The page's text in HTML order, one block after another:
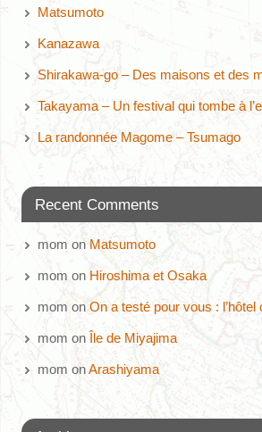
Matsumoto
Kanazawa
Shirakawa-go – Des maisons et des
Takayama – Un festival qui tombe à
La randonnée Magome – Tsumago
Recent Comments
mom on Matsumoto
mom on Hiroshima et Osaka
mom on On a testé pour vous : l’hôtel
mom on Île de Miyajima
mom onArashiyama